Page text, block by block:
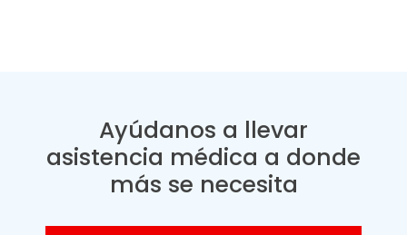
Ayúdanos a llevar
asistencia médica a donde
más se necesita